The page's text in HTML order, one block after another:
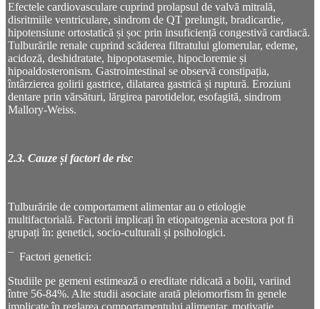
Efectele cardiovasculare cuprind prolapsul de valvă mitrală,
disritmiile ventriculare, sindrom de QT prelungit, bradicardie,
hipotensiune ortostatică și șoc prin insuficiență congestivă cardiacă.
Tulburările renale cuprind scăderea filtratului glomerular, edeme,
acidoză, deshidratate, hipopotasemie, hipocloremie și
hipoaldosteronism. Gastrointestinal se observă constipația,
întârzierea golirii gastrice, dilatarea gastrică și ruptură. Eroziuni
dentare prin vărsături, lărgirea parotidelor, esofagită, sindrom
Mallory-Weiss.
2.3. Cauze și factori de risc
Tulburările de comportament alimentar au o etiologie
multifactorială. Factorii implicați în etiopatogenia acestora pot fi
grupați în: genetici, socio-culturali și psihologici.
¯ Factori genetici:
Studiile pe gemeni estimează o ereditate ridicată a bolii, variind
între 56-84%. Alte studii asociate arată pleiomorfism în genele